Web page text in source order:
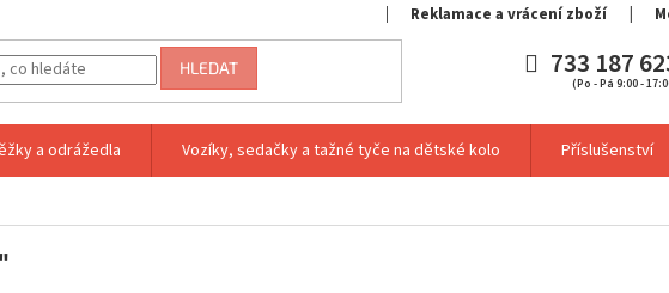
Reklamace a vrácení zboží
HLEDAT 733 187
(Po - Pá 9:00 -
a odrážedla Vozíky, sedačky a tažné tyče na dětské kolo Příslušenství